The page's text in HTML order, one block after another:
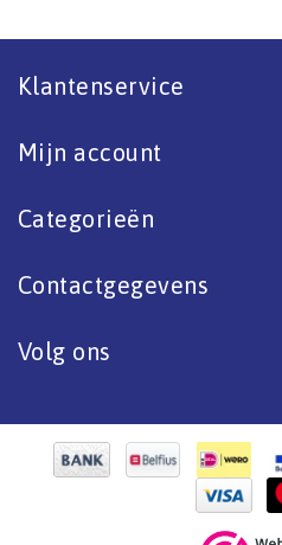
Klantenservice
Mijn account
Categorieën
Contactgegevens
Volg ons